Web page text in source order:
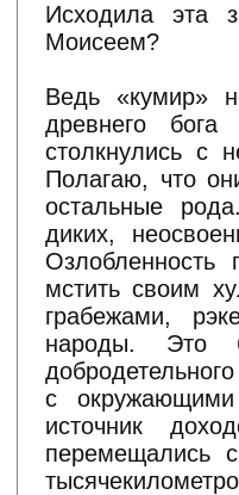
Исходила эта
Моисеем?
Ведь «кумир»
древнего
столкнулись с
Полагаю, что
остальные
диких,
Озлобленность
мстить своим
грабежами,
народы. Это
с
источник
перемещались